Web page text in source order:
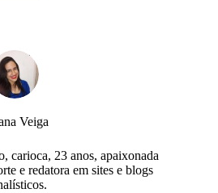
Veiga
carioca, 23 anos, apaixonada
e redatora em sites e blogs